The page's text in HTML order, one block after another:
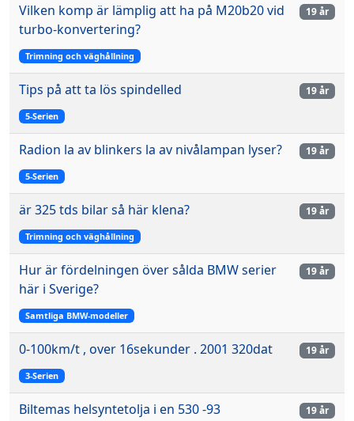
Vilken komp är lämplig att ha på M20b20 vid
turbo-konvertering?
Trimning och väghållning
19 år
Tips på att ta lös spindelled
5-Serien
19 år
Radion la av blinkers la av nivålampan lyser?
5-Serien
19 år
är 325 tds bilar så här klena?
Trimning och väghållning
19 år
Hur är fördelningen över sålda BMW serier
här i Sverige?
Samtliga BMW-modeller
19 år
0-100km/t , over 16sekunder . 2001 320dat
3-Serien
19 år
Biltemas helsyntetolja i en 530 -93 19 år